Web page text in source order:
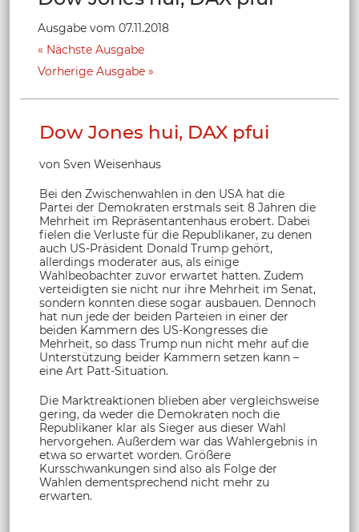
Ausgabe vom 07.11.2018
Nächste Ausgabe
Vorherige Ausgabe
Dow Jones hui, DAX pfui
von Sven Weisenhaus
Bei den Zwischenwahlen in den USA hat die
Partei der Demokraten erstmals seit 8 Jahren die
Mehrheit im Repräsentantenhaus erobert. Dabei
fielen die Verluste für die Republikaner, zu denen
auch US-Präsident Donald Trump gehört,
allerdings moderater aus, als einige
Wahlbeobachter zuvor erwartet hatten. Zudem
verteidigten sie nicht nur ihre Mehrheit im Senat,
sondern konnten diese sogar ausbauen. Dennoch
hat nun jede der beiden Parteien in einer der
beiden Kammern des US-Kongresses die
Mehrheit, so dass Trump nun nicht mehr auf die
Unterstützung beider Kammern setzen kann –
eine Art Patt-Situation.
Die Marktreaktionen blieben aber vergleichsweise
gering, da weder die Demokraten noch die
Republikaner klar als Sieger aus dieser Wahl
hervorgehen. Außerdem war das Wahlergebnis in
etwa so erwartet worden. Größere
Kursschwankungen sind also als Folge der
Wahlen dementsprechend nicht mehr zu
erwarten.